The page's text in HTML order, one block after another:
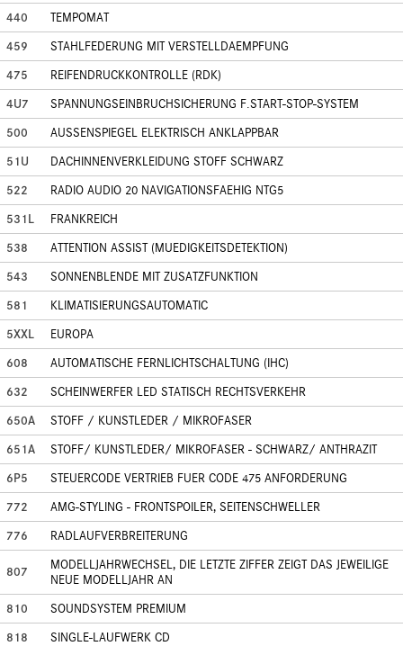
440
TEMPOMAT
459
STAHLFEDERUNG MIT VERSTELLDAEMPFUNG
475
REIFENDRUCKKONTROLLE (RDK)
4U7
SPANNUNGSEINBRUCHSICHERUNG F.START-STOP-SYSTEM
500
AUSSENSPIEGEL ELEKTRISCH ANKLAPPBAR
51U
DACHINNENVERKLEIDUNG STOFF SCHWARZ
522
RADIO AUDIO 20 NAVIGATIONSFAEHIG NTG5
531L
FRANKREICH
538
ATTENTION ASSIST (MUEDIGKEITSDETEKTION)
543
SONNENBLENDE MIT ZUSATZFUNKTION
581
KLIMATISIERUNGSAUTOMATIC
5XXL
EUROPA
608
AUTOMATISCHE FERNLICHTSCHALTUNG (IHC)
632
SCHEINWERFER LED STATISCH RECHTSVERKEHR
650A
STOFF / KUNSTLEDER / MIKROFASER
651A
STOFF/ KUNSTLEDER/ MIKROFASER - SCHWARZ/ ANTHRAZIT
6P5
STEUERCODE VERTRIEB FUER CODE 475 ANFORDERUNG
772
AMG-STYLING - FRONTSPOILER, SEITENSCHWELLER
776
RADLAUFVERBREITERUNG
807
MODELLJAHRWECHSEL, DIE LETZTE ZIFFER ZEIGT DAS JEWEILIGE
NEUE MODELLJAHR AN
810
SOUNDSYSTEM PREMIUM
818
SINGLE-LAUFWERK CD